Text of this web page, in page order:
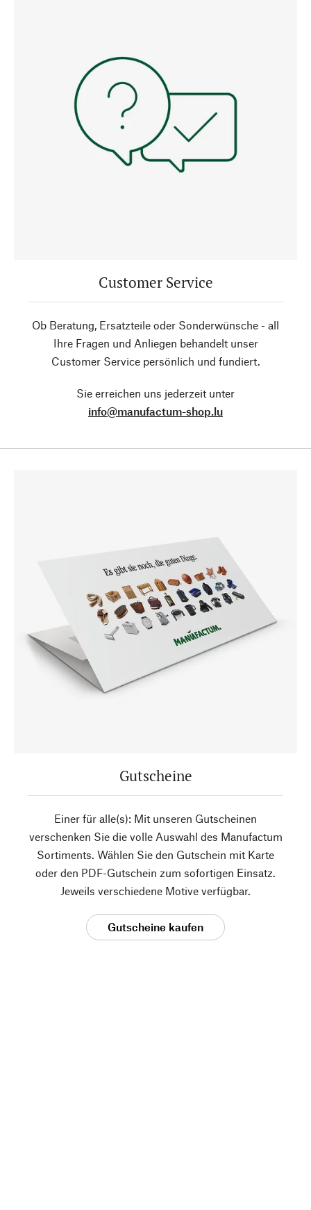
Customer Service
Ob Beratung, Ersatzteile oder Sonderwünsche - all
Ihre Fragen und Anliegen behandelt unser
Customer Service persönlich und fundiert.
Sie erreichen uns jederzeit unter
info@manufactum-shop.lu
Gutscheine
Einer für alle(s): Mit unseren Gutscheinen
verschenken Sie die volle Auswahl des Manufactum
Sortiments. Wählen Sie den Gutschein mit Karte
oder den PDF-Gutschein zum sofortigen Einsatz.
Jeweils verschiedene Motive verfügbar.
Gutscheine kaufen